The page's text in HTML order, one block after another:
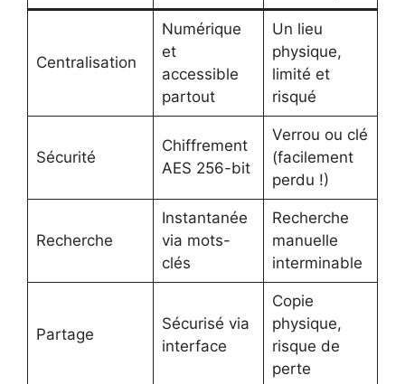
Centralisation
Numérique
et
accessible
partout
Un lieu
physique,
limité et
risqué
Sécurité
Chiffrement
AES 256-bit
Verrou ou clé
(facilement
perdu !)
Recherche
Instantanée
via mots-
clés
Recherche
manuelle
interminable
Partage
Sécurisé via
interface
Copie
physique,
risque de
perte